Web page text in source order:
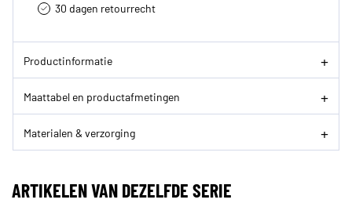
30 dagen retourrecht­
Productinformatie
Maattabel en productafmetingen
Materialen & verzorging
ARTIKELEN VAN DEZELFDE SERIE